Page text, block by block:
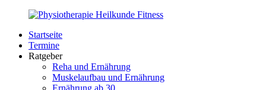
Zurück
Inhalt
PhysioMed-
Fit.de
Gesundheit
Startseite
Termine
Ratgeber
Reha und Ernährung
Muskelaufbau und Ernährung
Ernährung ab 30